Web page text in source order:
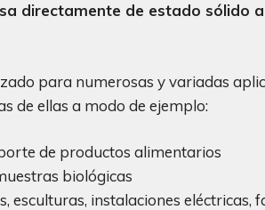
directamente de estado sólido
para numerosas y variadas
de ellas a modo de ejemplo:
de productos alimentarios
biológicas
esculturas, instalaciones eléctricas,